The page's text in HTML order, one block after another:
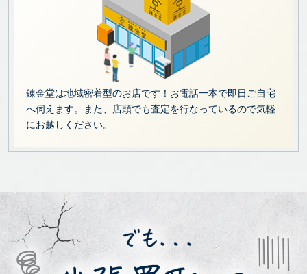
錬金堂は地域密着型のお店です！お電話一本で即日ご自宅
へ伺えます。また、店頭でも査定を行なっているので気軽
にお越しください。